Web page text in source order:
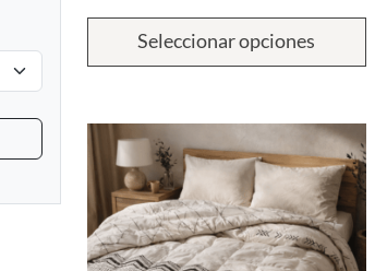
Seleccionar opciones
Este
se